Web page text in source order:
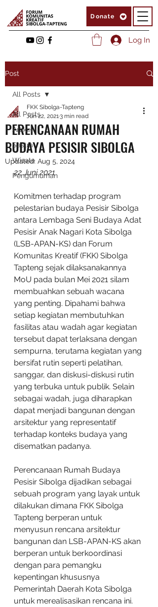
Donate
Log In
Post
All Posts
Artikel
Sastra
Wisata
Pengumuman
All Posts
PERENCANAAN RUMAH
BUDAYA PESISIR SIBOLGA​
FKK Sibolga-Tapteng
Jun 22, 20213 min read
Updated: Aug 5, 2024
22 Juni 2021
Komitmen terhadap program
pelestarian budaya Pesisir Sibolga
antara Lembaga Seni Budaya Adat
Pesisir Anak Nagari Kota Sibolga
(LSB-APAN-KS) dan Forum
Komunitas Kreatif (FKK) Sibolga
Tapteng sejak dilaksanakannya
MoU pada bulan Mei 2021 silam
membuahkan sebuah wacana
yang penting. Dipahami bahwa
setiap kegiatan membutuhkan
fasilitas atau wadah agar kegiatan
tersebut dapat terlaksana dengan
sempurna, terutama kegiatan yang
bersifat rutin seperti pelatihan,
sanggar, dan diskusi-diskusi rutin
yang terbuka untuk publik. Selain
sebagai wadah, juga diharapkan
dapat menjadi bangunan dengan
arsitektur yang representatif
terhadap konteks budaya yang
disematkan padanya.
Perencanaan Rumah Budaya
Pesisir Sibolga dijadikan sebagai
sebuah program yang layak untuk
dilakukan dimana FKK Sibolga
Tapteng berperan untuk
menyusun rencana arsitektur
bangunan dan LSB-APAN-KS akan
berperan untuk berkoordinasi
dengan para pemangku
kepentingan khususnya
Pemerintah Daerah Kota Sibolga
untuk merealisasikan rencana ini.